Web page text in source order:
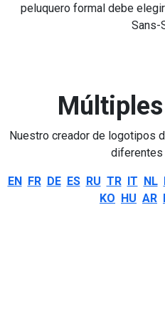
peluquero formal debe
Sans-
Nuestro creador de logotipos
diferentes
EN FR DE ES RU TR IT NL
KO HU AR